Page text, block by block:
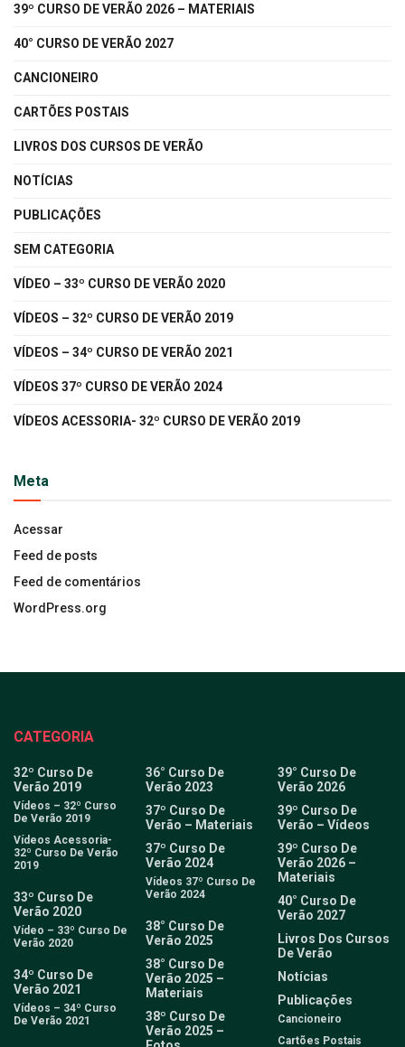
39º CURSO DE VERÃO 2026 – MATERIAIS
40° CURSO DE VERÃO 2027
CANCIONEIRO
CARTÕES POSTAIS
LIVROS DOS CURSOS DE VERÃO
NOTÍCIAS
PUBLICAÇÕES
SEM CATEGORIA
VÍDEO – 33º CURSO DE VERÃO 2020
VÍDEOS – 32º CURSO DE VERÃO 2019
VÍDEOS – 34º CURSO DE VERÃO 2021
VÍDEOS 37º CURSO DE VERÃO 2024
VÍDEOS ACESSORIA- 32º CURSO DE VERÃO 2019
Meta
Acessar
Feed de posts
Feed de comentários
WordPress.org
CATEGORIA
32º Curso De
Verão 2019
Vídeos – 32º Curso
De Verão 2019
Vídeos Acessoria-
32º Curso De Verão
2019
33º Curso De
Verão 2020
Vídeo – 33º Curso De
Verão 2020
34º Curso De
Verão 2021
Vídeos – 34º Curso
De Verão 2021
36° Curso De
Verão 2023
37º Curso De
Verão – Materiais
37º Curso De
Verão 2024
Vídeos 37º Curso De
Verão 2024
38° Curso De
Verão 2025
38° Curso De
Verão 2025 –
Materiais
38º Curso De
Verão 2025 –
39° Curso De
Verão 2026
39º Curso De
Verão – Vídeos
39º Curso De
Verão 2026 –
Materiais
40° Curso De
Verão 2027
Livros Dos Cursos
De Verão
Notícias
Publicações
Cancioneiro
Cartões Postais